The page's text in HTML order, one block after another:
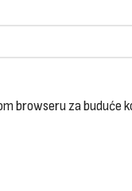
browseru za buduće